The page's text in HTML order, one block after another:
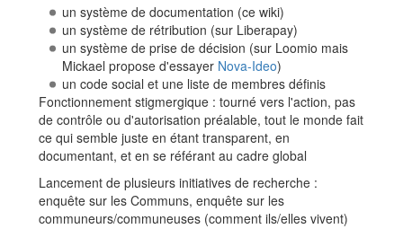
un système de documentation (ce wiki)
un système de rétribution (sur Liberapay)
un système de prise de décision (sur Loomio mais
Mickael propose d'essayer Nova-Ideo)
un code social et une liste de membres définis
Fonctionnement stigmergique : tourné vers l'action, pas
de contrôle ou d'autorisation préalable, tout le monde fait
ce qui semble juste en étant transparent, en
documentant, et en se référant au cadre global
Lancement de plusieurs initiatives de recherche :
enquête sur les Communs, enquête sur les
communeurs/communeuses (comment ils/elles vivent)